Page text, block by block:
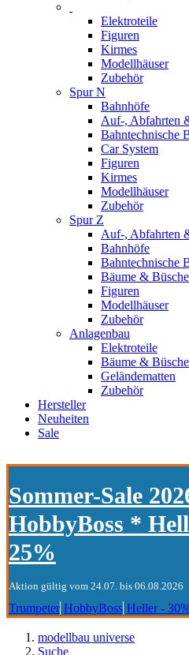
Elektroteile
Figuren
Kirmes
Modellhäuser
Zubehör
Spur N
Bahnhöfe
Auf-, Abfahrten
Bahntechnische
Car System
Figuren
Kirmes
Modellhäuser
Zubehör
Spur Z
Auf-, Abfahrten
Bahnhöfe
Bahntechnische
Bäume & Büsche
Figuren
Modellhäuser
Zubehör
Anlagenbau
Elektroteile
Bäume & Büsche
Geländematten
Zubehör
Hersteller
Neuheiten
Sale
Sommer-Sale
HobbyBoss *
25%
Aktion gültig vom 24.07. bis 06.08.2026
Trumpeter HobbyBoss Heller -
modellbau universe
Suche